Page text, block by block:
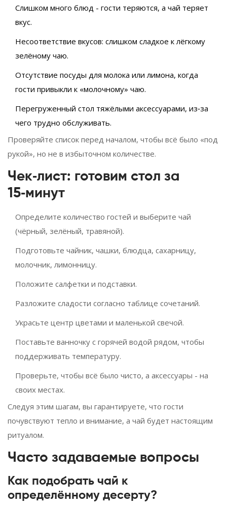
Слишком много блюд - гости теряются, а чай теряет
вкус.
Несоответствие вкусов: слишком сладкое к лёгкому
зелёному чаю.
Отсутствие посуды для молока или лимона, когда
гости привыкли к «молочному» чаю.
Перегруженный стол тяжёлыми аксессуарами, из‑за
чего трудно обслуживать.
Проверяйте список перед началом, чтобы всё было «под
рукой», но не в избыточном количестве.
Чек‑лист: готовим стол за
15‑минут
Определите количество гостей и выберите чай
(чёрный, зелёный, травяной).
Подготовьте чайник, чашки, блюдца, сахарницу,
молочник, лимонницу.
Положите салфетки и подставки.
Разложите сладости согласно таблице сочетаний.
Украсьте центр цветами и маленькой свечой.
Поставьте ванночку с горячей водой рядом, чтобы
поддерживать температуру.
Проверьте, чтобы всё было чисто, а аксессуары - на
своих местах.
Следуя этим шагам, вы гарантируете, что гости
почувствуют тепло и внимание, а чай будет настоящим
ритуалом.
Часто задаваемые вопросы
Как подобрать чай к
определённому десерту?